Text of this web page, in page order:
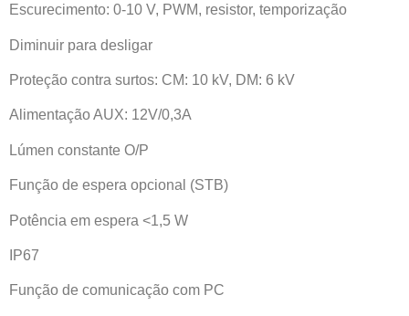
Escurecimento: 0-10 V, PWM, resistor, temporização
Diminuir para desligar
Proteção contra surtos: CM: 10 kV, DM: 6 kV
Alimentação AUX: 12V/0,3A
Lúmen constante O/P
Função de espera opcional (STB)
Potência em espera <1,5 W
IP67
Função de comunicação com PC